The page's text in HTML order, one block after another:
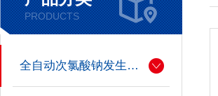
PRODUCTS
全自动次氯酸钠发生器厂家